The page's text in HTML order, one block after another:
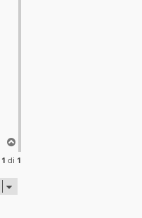
o
p
1 di 1